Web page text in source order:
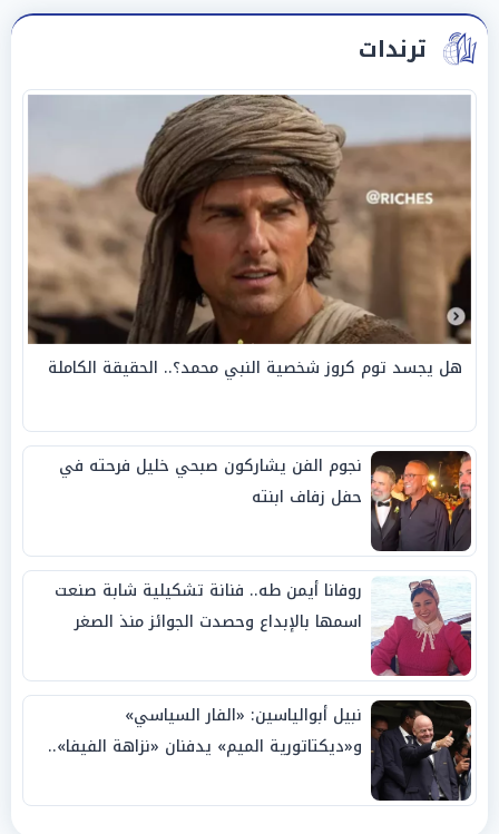
ترندات
هل يجسد توم كروز شخصية النبي محمد؟.. الحقيقة الكاملة
نجوم الفن يشاركون صبحي خليل فرحته في
حفل زفاف ابنته
روفانا أيمن طه.. فنانة تشكيلية شابة صنعت
اسمها بالإبداع وحصدت الجوائز منذ الصغر
نبيل أبوالياسين: «الفار السياسي»
و«ديكتاتورية الميم» يدفنان «نزاهة الفيفا»..